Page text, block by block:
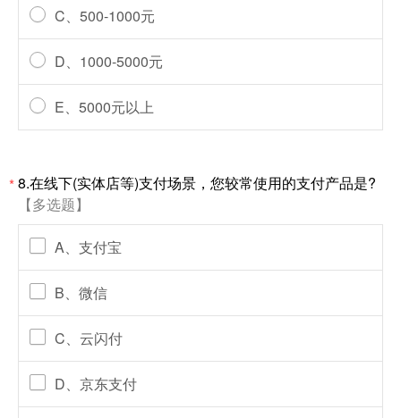
C、500-1000元
D、1000-5000元
E、5000元以上
*8.在线下(实体店等)支付场景，您较常使用的支付产品是?
【多选题】
A、支付宝
B、微信
C、云闪付
D、京东支付